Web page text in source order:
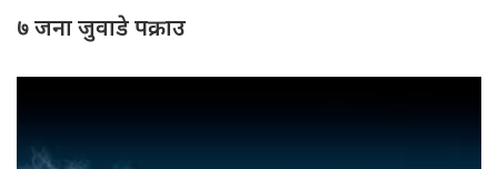
७ जना जुवाडे पक्राउ